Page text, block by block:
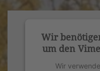
Wir
um den
Wir